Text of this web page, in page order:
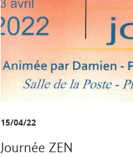
15/04/22
Journée ZEN